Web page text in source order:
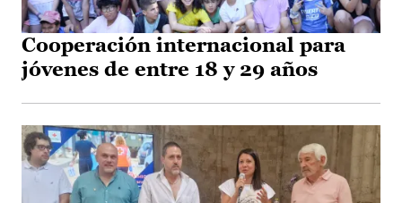
Cooperación internacional para
jóvenes de entre 18 y 29 años